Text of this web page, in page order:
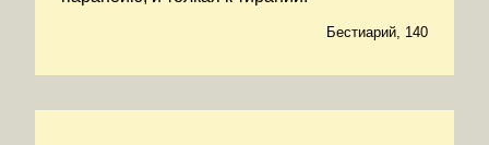
Бестиарий, 140